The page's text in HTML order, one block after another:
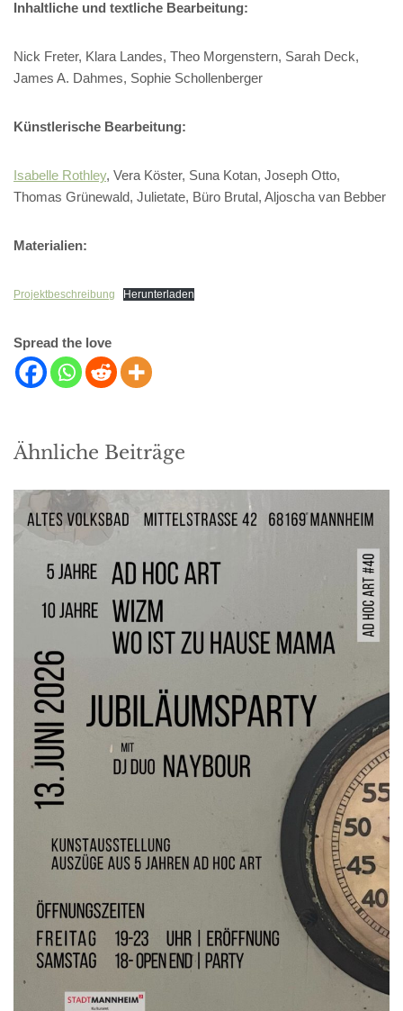
Inhaltliche und textliche Bearbeitung:
Nick Freter, Klara Landes, Theo Morgenstern, Sarah Deck,
James A. Dahmes, Sophie Schollenberger
Künstlerische Bearbeitung:
Isabelle Rothley, Vera Köster, Suna Kotan, Joseph Otto,
Thomas Grünewald, Julietate, Büro Brutal, Aljoscha van Bebber
Materialien:
Projektbeschreibung Herunterladen
Spread the love
Ähnliche Beiträge